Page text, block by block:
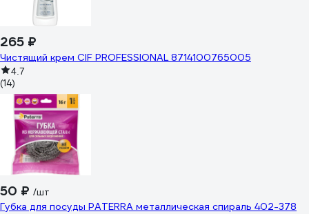
265 ₽
Чистящий крем CIF PROFESSIONAL 8714100765005
4.7
(14)
50 ₽ /шт
Губка для посуды PATERRA металлическая спираль 402-378